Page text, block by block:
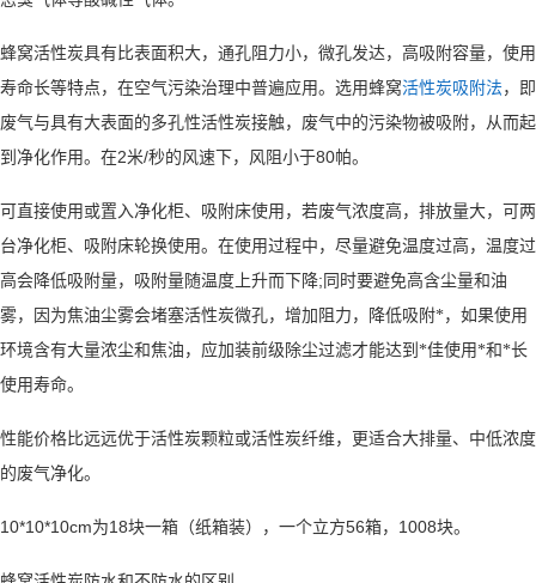
蜂窝活性炭具有比表面积大，通孔阻力小，微孔发达，高吸附容量，使用
寿命长等特点，在空气污染治理中普遍应用。选用蜂窝活性炭吸附法，即
废气与具有大表面的多孔性活性炭接触，废气中的污染物被吸附，从而起
到净化作用。在2米/秒的风速下，风阻小于80帕。
可直接使用或置入净化柜、吸附床使用，若废气浓度高，排放量大，可两
台净化柜、吸附床轮换使用。在使用过程中，尽量避免温度过高，温度过
高会降低吸附量，吸附量随温度上升而下降; 同时要避免高含尘量和油
雾，因为焦油尘雾会堵塞活性炭微孔，增加阻力，降低吸附*，如果使用
环境含有大量浓尘和焦油，应加装前级除尘过滤才能达到*佳使用*和*长
使用寿命。
性能价格比远远优于活性炭颗粒或活性炭纤维，更适合大排量、中低浓度
的废气净化。
10*10*10cm为18块一箱（纸箱装），一个立方56箱， 1008块。